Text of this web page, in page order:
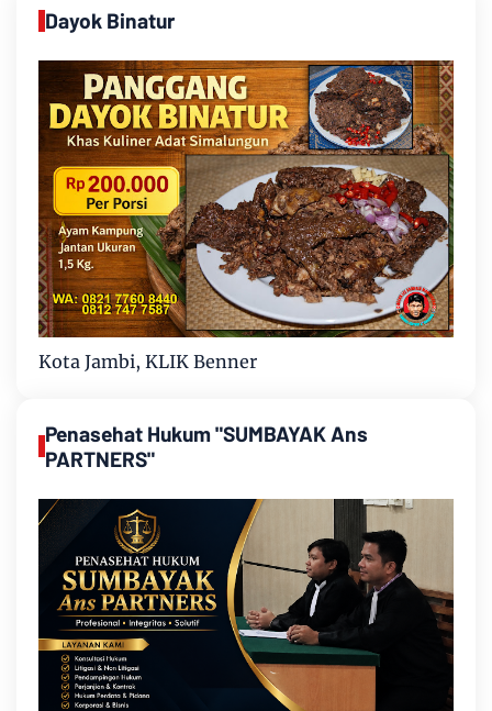
Dayok Binatur
Kota Jambi, KLIK Benner
Penasehat Hukum "SUMBAYAK Ans
PARTNERS"